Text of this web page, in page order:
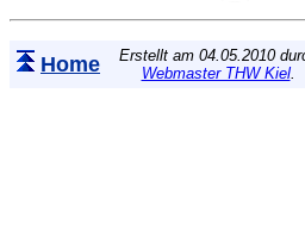
Home
Erstellt am 04.05.2010
Webmaster THW Kiel.